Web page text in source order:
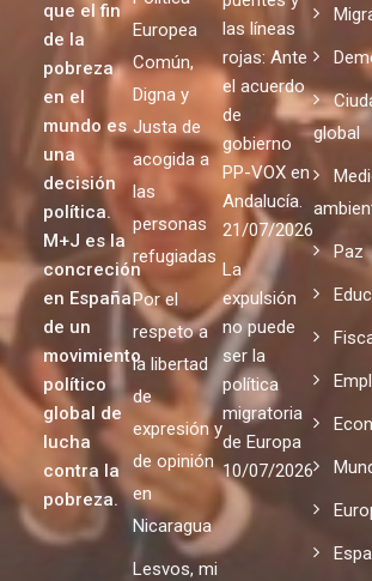
que el fin
de la
pobreza
en el
mundo es
una
decisión
política.
M+J es la
concreción
en España
de un
movimiento
político
global de
lucha
contra la
pobreza.
Europea
Común,
Digna y
Justa de
acogida a
las
personas
refugiadas
Por el
respeto a
la libertad
de
expresión y
de opinión
en
Nicaragua
Lesvos, mi
las líneas
rojas: Ante
el acuerdo
de
gobierno
PP-VOX en
Andalucía.
21/07/2026
La
expulsión
no puede
ser la
política
migratoria
de Europa
10/07/2026
global
Paz